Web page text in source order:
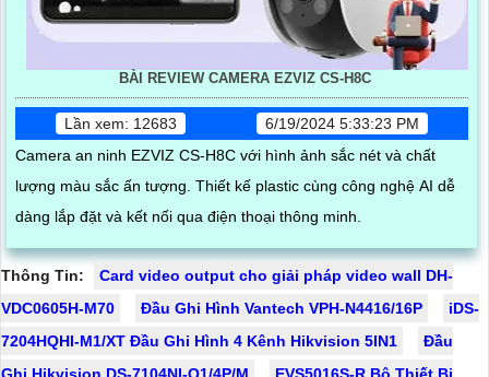
BÀI REVIEW CAMERA EZVIZ CS-H8C
Lần xem: 12683
6/19/2024 5:33:23 PM
Camera an ninh EZVIZ CS-H8C với hình ảnh sắc nét và chất
lượng màu sắc ấn tượng. Thiết kế plastic cùng công nghệ AI dễ
dàng lắp đặt và kết nối qua điện thoại thông minh.
Thông Tin:
Card video output cho giải pháp video wall DH-
VDC0605H-M70
Đầu Ghi Hình Vantech VPH-N4416/16P
iDS-
7204HQHI-M1/XT Đầu Ghi Hình 4 Kênh Hikvision 5IN1
Đầu
Ghi Hikvision DS-7104NI-Q1/4P/M
EVS5016S-R Bộ Thiết Bị